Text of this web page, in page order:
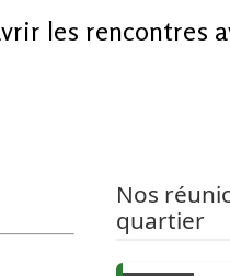
les rencontres
Nos
quartier